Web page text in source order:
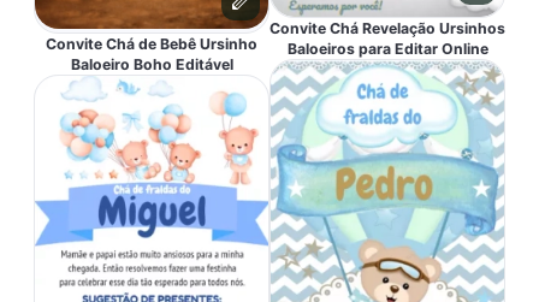
Convite Chá de Bebê Ursinho
Baloeiro Boho Editável
Convite Chá Revelação Ursinhos
Baloeiros para Editar Online